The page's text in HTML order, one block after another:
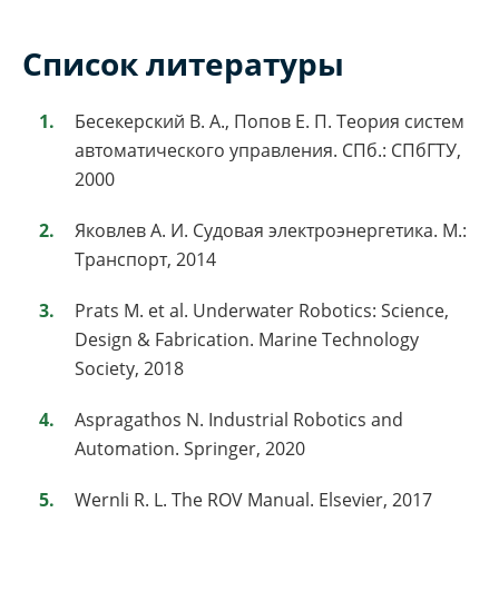
Список литературы
Бесекерский В. А., Попов Е. П. Теория систем
автоматического управления. СПб.: СПбГТУ,
2000
Яковлев А. И. Судовая электроэнергетика. М.:
Транспорт, 2014
Prats M. et al. Underwater Robotics: Science,
Design & Fabrication. Marine Technology
Society, 2018
Aspragathos N. Industrial Robotics and
Automation. Springer, 2020
Wernli R. L. The ROV Manual. Elsevier, 2017